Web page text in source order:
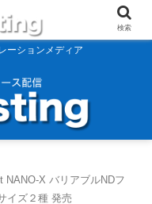
ーションメディア
NANO-X バリアブルNDフ
イズ２種 発売
検索